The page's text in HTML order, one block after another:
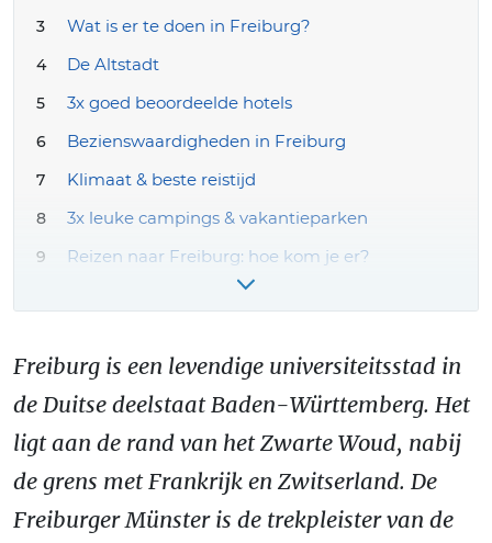
Wat is er te doen in Freiburg?
De Altstadt
3x goed beoordeelde hotels
Bezienswaardigheden in Freiburg
Klimaat & beste reistijd
3x leuke campings & vakantieparken
Reizen naar Freiburg: hoe kom je er?
Zwarte Woud vakantie boeken – onze tips!
Freiburg is een levendige universiteitsstad in
de Duitse deelstaat Baden-Württemberg. Het
ligt aan de rand van het Zwarte Woud, nabij
de grens met Frankrijk en Zwitserland. De
Freiburger Münster is de trekpleister van de